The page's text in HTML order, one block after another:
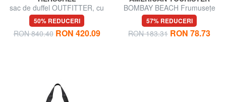
sac de duffel OUTFITTER, cu
curele de umăr retractabile
50% REDUCERI
RON 840.40 RON 420.09
BOMBAY BEACH Frumusețe
cu cârlig
57% REDUCERI
RON 183.31 RON 78.73